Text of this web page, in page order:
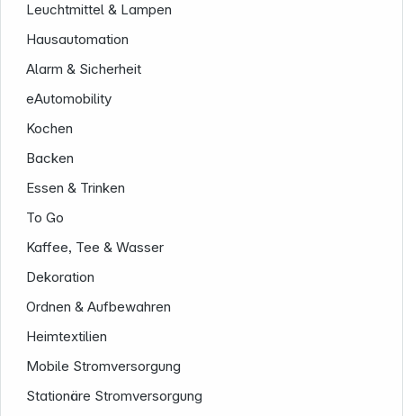
Leuchtmittel & Lampen
Hausautomation
Alarm & Sicherheit
eAutomobility
Kochen
Backen
Essen & Trinken
To Go
Kaffee, Tee & Wasser
Dekoration
Ordnen & Aufbewahren
Heimtextilien
Mobile Stromversorgung
Stationäre Stromversorgung